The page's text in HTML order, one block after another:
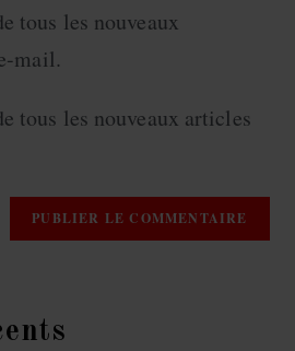
tous les nouveaux
mail.
tous les nouveaux articles